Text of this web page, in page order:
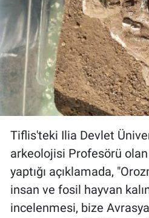
Tiflis'teki Ilia Devlet
arkeolojisi Profesörü
yaptığı açıklamada,
insan ve fosil hayvan
incelenmesi, bize